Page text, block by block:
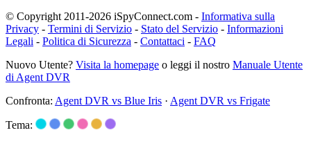
© Copyright 2011-2026 iSpyConnect.com - Informativa sulla
Privacy - Termini di Servizio - Stato del Servizio - Informazioni
Legali - Politica di Sicurezza - Contattaci - FAQ
Nuovo Utente? Visita la homepage o leggi il nostro Manuale Utente
di Agent DVR
Confronta: Agent DVR vs Blue Iris · Agent DVR vs Frigate
Tema: